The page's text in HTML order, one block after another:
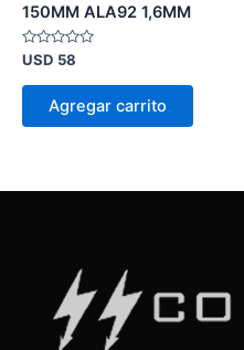
150MM ALA92 1,6MM
Valorado
en
0
USD 58
Agregar carrito